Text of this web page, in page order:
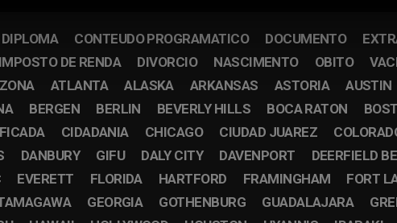
DIPLOMA CONTEUDO PROGRAMATICO DOCUMENTO
IMPOSTO DE RENDA DIVORCIO NASCIMENTO OBITO
ATLANTA ALASKA ARKANSAS ASTORIA AUSTIN
BERGEN BERLIN BEVERLY HILLS BOCA RATON
CIDADANIA CHICAGO CIUDAD JUAREZ
DANBURY GIFU DALY CITY DAVENPORT DEERFIELD
EVERETT FLORIDA HARTFORD FRAMINGHAM FORT
GEORGIA GOTHENBURG GUADALAJARA